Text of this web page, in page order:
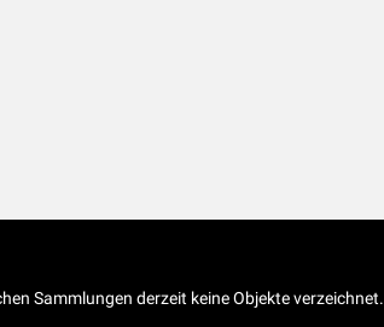
Sammlungen derzeit keine Objekte verzeichnet.